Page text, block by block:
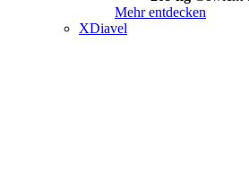
Mehr entdecken
XDiavel